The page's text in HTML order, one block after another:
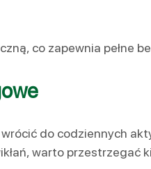
co zapewnia pełne
do codziennych
warto przestrzegać